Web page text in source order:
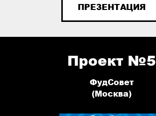
ПРЕЗЕНТАЦИЯ
Проект №5
ФудСовет
(Москва)